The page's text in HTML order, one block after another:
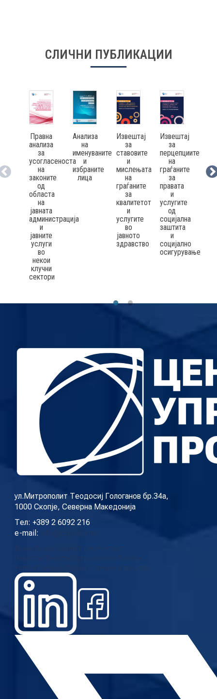
СЛИЧНИ ПУБЛИКАЦИИ
Правна
анализа
за
усогласеноста
на
законите
од
областа
на
јавната
администрација
и
јавните
услуги
во
некои
клучни
сектори
Анализа
на
именуваните
и
избраните
лица
Извештај
за
ставовите
и
мислењата
на
граѓаните
за
квалитетот
и
услугите
во
јавното
здравство
Извештај
за
перцепциите
на
граѓаните
за
правата
и
услугите
од
социјална
заштита
и
социјално
осигурување
и
ул.Митрополит Теодосиј Гологанов бр.34а,
1000 Скопје, Северна Македонија
Тел: +389 2 6092 216
e-mail: